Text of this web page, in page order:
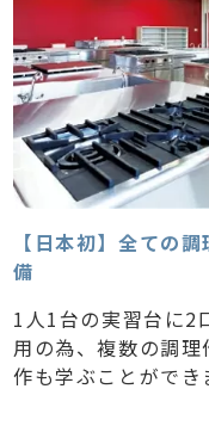
【日本初】全ての
備
1人1台の実習台に2
用の為、複数の調
作も学ぶことができ